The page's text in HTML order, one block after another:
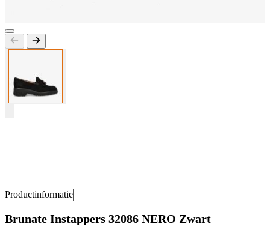
Productinformatie
Brunate Instappers 32086 NERO Zwart